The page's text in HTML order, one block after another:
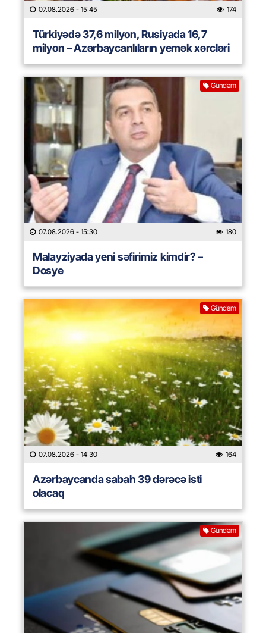
07.08.2026 - 15:45 174
Türkiyədə 37,6 milyon, Rusiyada 16,7
milyon – Azərbaycanlıların yemək xərcləri
Gündəm
07.08.2026 - 15:30 180
Malayziyada yeni səfirimiz kimdir? –
Dosye
Gündəm
07.08.2026 - 14:30 164
Azərbaycanda sabah 39 dərəcə isti
olacaq
Gündəm